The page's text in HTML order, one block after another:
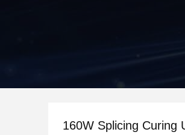
علامة LED مخصصة 160W Splicing Curing UV LED